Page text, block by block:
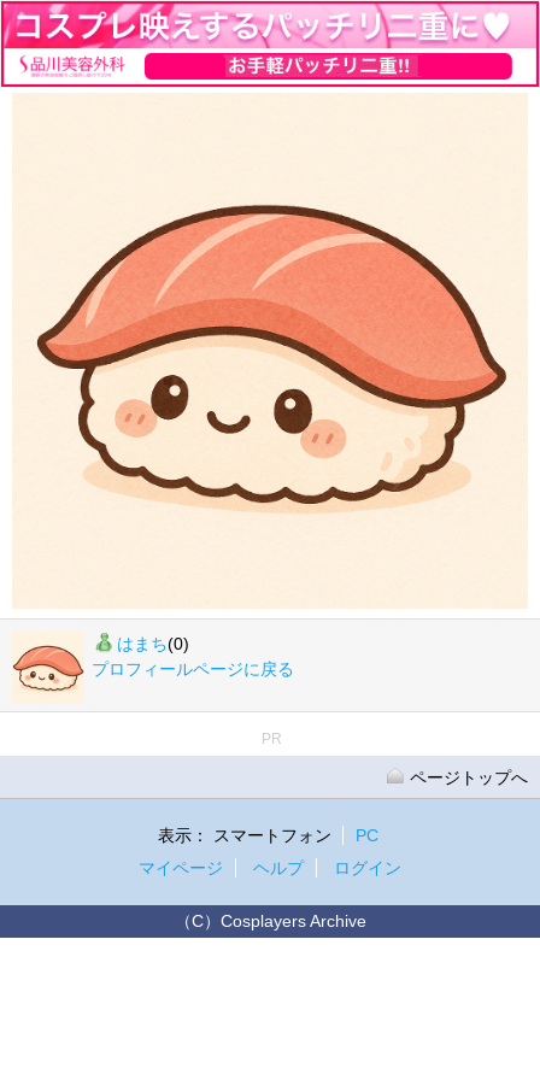
はまち(0)
プロフィールページに戻る
PR
ページトップへ
表示： スマートフォン
PC
マイページ
ヘルプ ログイン
（C）Cosplayers Archive